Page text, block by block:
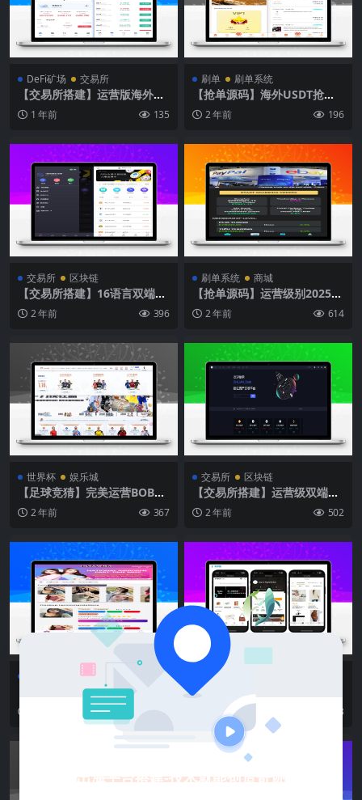
DeFi矿场 交易所
【交易所搭建】运营版海外二
开界面交易所系统/币币期权杠
杆交易/锁仓认购/合约插针
1 年前 135
刷单 刷单系统
【抢单源码】海外USDT抢单
系统带打针功能刷单投资理财
源码2 年前 196
交易所 区块链
【交易所搭建】16语言双端全
开源商业运营版交易所源码/永
续合约/秒合约/期权交易/币币
2 年前 396
刷单系统 商城
【抢单源码】运营级别2025年
ebay易贝多语言抢单刷单系
统/叠加组/打针/独立代理后
2 年前 614
世界杯 娱乐城
【足球竞猜】完美运营BOB体
育综合娱乐城搭建项目
2 年前 367
交易所 区块链
【交易所搭建】运营级双端完
美JAVA多语言交易所源码/区
块链交易所/秒合约交易/币币
2 年前 502
控杀
【空降交友】九国语言空降交
友+看视频刷单系统打针+叠加
模式
商城
【跨境电商】多语言TikTok抖
音免登陆内嵌商城|商家入驻
一键铺货
2 年前 533
出海平台搭建-技术就能创造奇迹